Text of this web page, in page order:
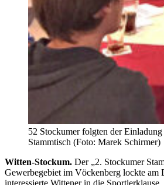
52 Stockumer folgten der
Stammtisch (Foto: Marek Schirmer)
Witten-Stockum. Der „2. Stockumer
Gewerbegebiet im Vöckenberg lockte am
interessierte Wittener in die